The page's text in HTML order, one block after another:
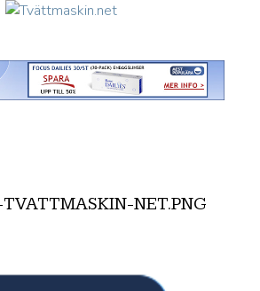
TVATTMASKIN-NET.PNG